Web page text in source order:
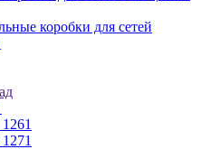
коробки для сетей